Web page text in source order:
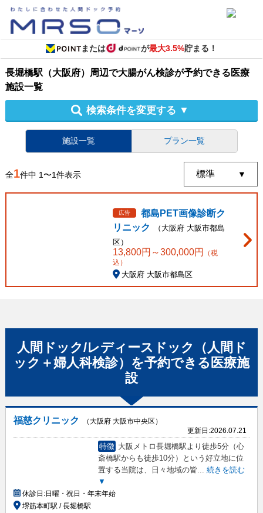
または が最大3.5%貯まる！
長堀橋駅（大阪府）周辺で大腸がん検診が予約できる医療
施設一覧
検索条件を変更する ▼
施設一覧 プラン一覧
全1件中 1〜1件表示
広告
都島PET画像診断ク
リニック
（ 大阪府 大阪市都島
区）
13,800円～300,000円
（税
込）
大阪府 大阪市都島区
人間ドック/レディースドック（人間ド
ック＋婦人科検診） を予約できる 医療施
設
福慈クリニック
（大阪府 大阪市中央区）
更新日:2026.07.21
特徴 大阪メトロ長堀橋駅より徒歩5分（心
斎橋駅からも徒歩10分）という好立地に位
置する当院は、日々地域の皆... 続きを読む
▼
休診日:日曜・祝日・年末年始
堺筋本町駅 / 長堀橋駅